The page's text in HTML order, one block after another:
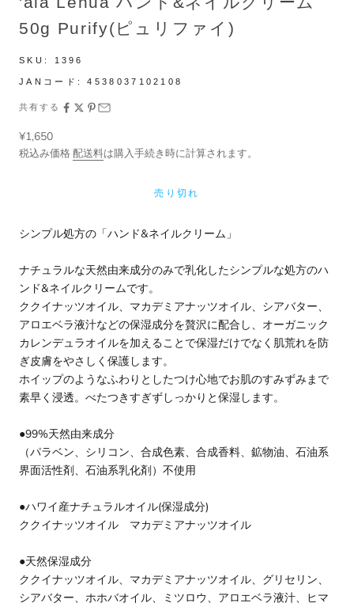
50g Purify(ピュリファイ)
SKU: 1396
JANコード:4538037102108
共有する
セール価格
¥1,650
税込み価格配送料は購入手続き時に計算されます。
売り切れ
シンプル処方の「ハンド&ネイルクリーム」
ナチュラルな天然由来成分のみで乳化したシンプルな処方のハ
ンド&ネイルクリームです。
ククイナッツオイル、マカデミアナッツオイル、シアバター、
アロエベラ液汁などの保湿成分を贅沢に配合し、オーガニック
カレンデュラオイルを加えることで保湿だけでなく肌荒れを防
ぎ皮膚をやさしく保護します。
ホイップのようなふわりとしたつけ心地でお肌のすみずみまで
素早く浸透。べたつきすぎずしっかりと保湿します。
●99%天然由来成分
（パラベン、シリコン、合成色素、合成香料、鉱物油、石油系
界面活性剤、石油系乳化剤）不使用
●ハワイ産ナチュラルオイル(保湿成分)
ククイナッツオイル マカデミアナッツオイル
●天然保湿成分
ククイナッツオイル、マカデミアナッツオイル、グリセリン、
シアバター、ホホバオイル、ミツロウ、アロエベラ液汁、ヒマ